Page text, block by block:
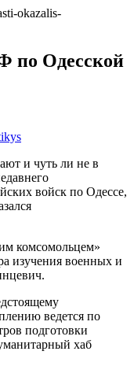
по Одесской
и чуть ли не в
войск по Одессе,
комсомольцем»
изучения военных и
ведется по
подготовки
хаб